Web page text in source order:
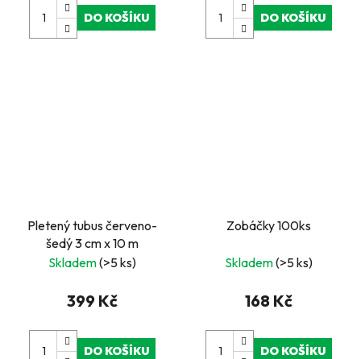
DO KOŠÍKU DO KOŠÍKU
Pletený tubus červeno-
šedý 3 cm x 10 m
Skladem(>5 ks)
399 Kč
DO KOŠÍKU
Zobáčky 100ks
Skladem(>5 ks)
168 Kč
DO KOŠÍKU